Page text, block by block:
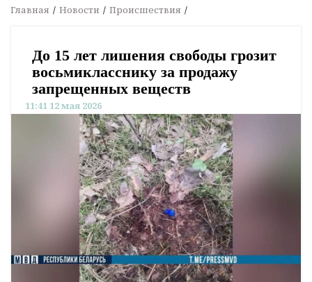
Главная Новости Происшествия
До 15 лет лишения свободы грозит
восьмикласснику за продажу
запрещенных веществ
11:41 12 мая 2026